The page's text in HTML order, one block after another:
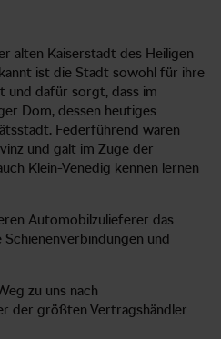
alten Kaiserstadt des Heiligen
ist die Stadt sowohl für ihre
und dafür sorgt, dass im
Dom, dessen heutiges
Federführend waren
und galt im Zuge der
Klein-Venedig kennen lernen
Automobilzulieferer das
und
zu uns nach
der größten Vertragshändler